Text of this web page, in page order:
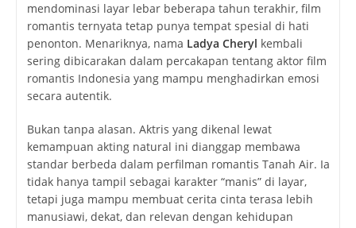
mendominasi layar lebar beberapa tahun terakhir, film
romantis ternyata tetap punya tempat spesial di hati
penonton. Menariknya, nama Ladya Cheryl kembali
sering dibicarakan dalam percakapan tentang aktor film
romantis Indonesia yang mampu menghadirkan emosi
secara autentik.
Bukan tanpa alasan. Aktris yang dikenal lewat
kemampuan akting natural ini dianggap membawa
standar berbeda dalam perfilman romantis Tanah Air. Ia
tidak hanya tampil sebagai karakter “manis” di layar,
tetapi juga mampu membuat cerita cinta terasa lebih
manusiawi, dekat, dan relevan dengan kehidupan